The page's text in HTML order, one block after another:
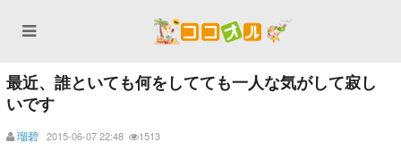
最近、誰といても何をしてても一人な気がして寂し
いです
瑠碧 2015-06-07 22:48 1513